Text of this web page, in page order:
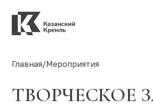
Главная/Мероприятия
ТВОРЧЕСКОЕ